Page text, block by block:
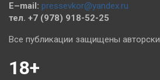
E–mail: pressevkor@yandex.ru
тел. +7 (978) 918-52-25
Все публикации защищены
18+